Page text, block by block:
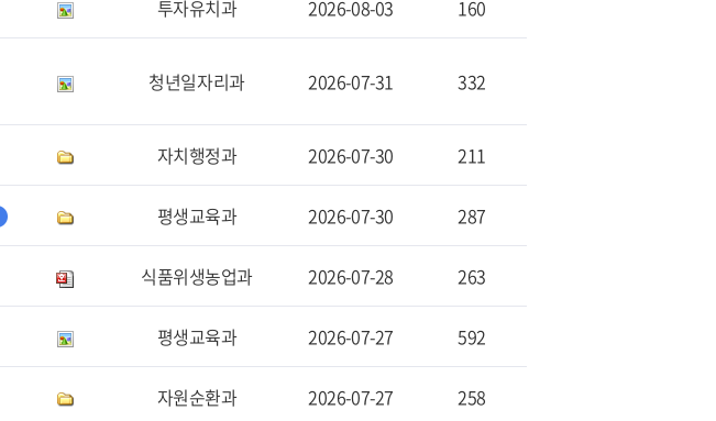
투자유치과 2026-08-03 160
청년일자리과 2026-07-31 332
자치행정과 2026-07-30 211
평생교육과 2026-07-30 287
식품위생농업과 2026-07-28 263
평생교육과 2026-07-27 592
자원순환과 2026-07-27 258